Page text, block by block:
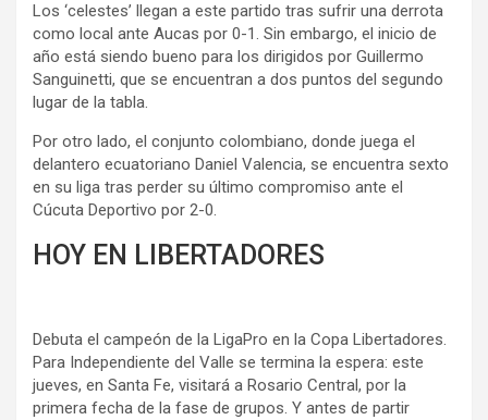
Los ‘celestes’ llegan a este partido tras sufrir una derrota
como local ante Aucas por 0-1. Sin embargo, el inicio de
año está siendo bueno para los dirigidos por Guillermo
Sanguinetti, que se encuentran a dos puntos del segundo
lugar de la tabla.
Por otro lado, el conjunto colombiano, donde juega el
delantero ecuatoriano Daniel Valencia, se encuentra sexto
en su liga tras perder su último compromiso ante el
Cúcuta Deportivo por 2-0.
HOY EN LIBERTADORES
Debuta el campeón de la LigaPro en la Copa Libertadores.
Para Independiente del Valle se termina la espera: este
jueves, en Santa Fe, visitará a Rosario Central, por la
primera fecha de la fase de grupos. Y antes de partir